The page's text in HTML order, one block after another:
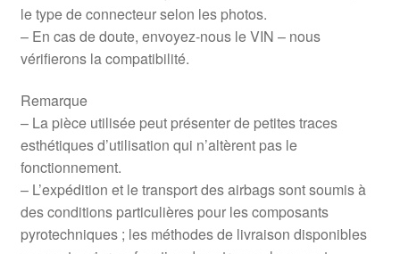
le type de connecteur selon les photos.
– En cas de doute, envoyez-nous le VIN – nous
vérifierons la compatibilité.
Remarque
– La pièce utilisée peut présenter de petites traces
esthétiques d’utilisation qui n’altèrent pas le
fonctionnement.
– L’expédition et le transport des airbags sont soumis à
des conditions particulières pour les composants
pyrotechniques ; les méthodes de livraison disponibles